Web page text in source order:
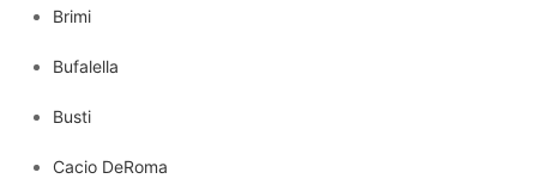
Brimi
Bufalella
Busti
Cacio DeRoma